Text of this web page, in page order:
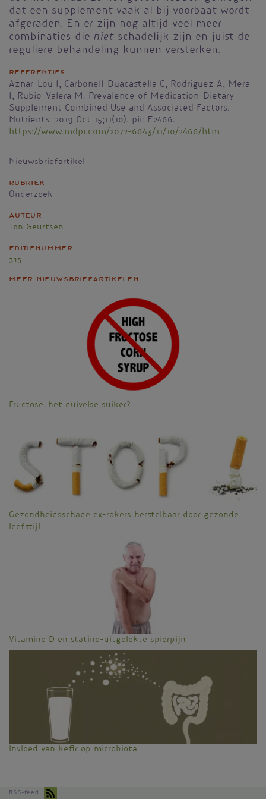
dat een supplement vaak al bij voorbaat wordt
afgeraden. En er zijn nog altijd veel meer
combinaties die niet schadelijk zijn en juist de
reguliere behandeling kunnen versterken.
Referenties
Aznar-Lou I, Carbonell-Duacastella C, Rodriguez A, Mera
I, Rubio-Valera M. Prevalence of Medication-Dietary
Supplement Combined Use and Associated Factors.
Nutrients. 2019 Oct 15;11(10). pii: E2466.
https://www.mdpi.com/2072-6643/11/10/2466/htm
Nieuwsbriefartikel
Rubriek
Onderzoek
Auteur
Ton Geurtsen
Editienummer
315
Meer nieuwsbriefartikelen
Fructose: het duivelse suiker?
Gezondheidsschade ex-rokers herstelbaar door gezonde
leefstijl
Vitamine D en statine-uitgelokte spierpijn
Invloed van kefir op microbiota
RSS-feed